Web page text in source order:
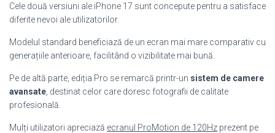
Cele două versiuni ale iPhone 17 sunt concepute pentru a satisface
diferite nevoi ale utilizatorilor.
Modelul standard beneficiază de un ecran mai mare comparativ cu
generațiile anterioare, facilitând o vizibilitate mai bună.
Pe de altă parte, ediția Pro se remarcă printr-un sistem de camere
avansate , destinat celor care doresc fotografii de calitate
profesională.
Mulți utilizatori apreciază ecranul ProMotion de 120Hz prezent pe